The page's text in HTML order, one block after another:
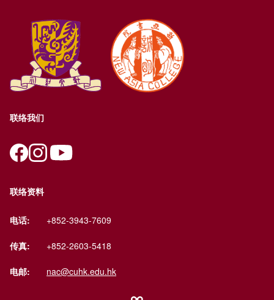
联络我们
联络资料
电话: +852-3943-7609
传真: +852-2603-5418
电邮: nac@cuhk.edu.hk